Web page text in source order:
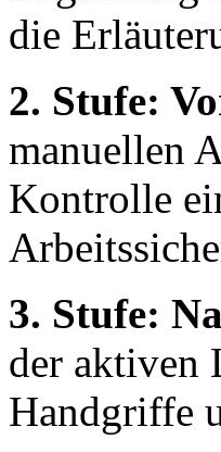
die
2. Stufe:
manuellen
Kontrolle
3. Stufe:
der aktiven
Handgriffe